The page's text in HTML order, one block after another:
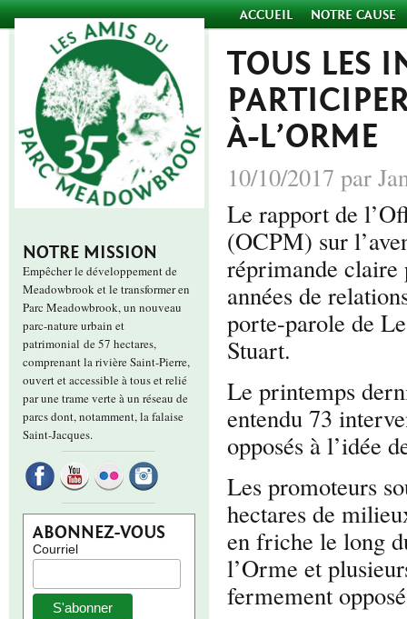
ACCUEIL NOTRE CAUSE
NOTRE MISSION
Empêcher le développement de
Meadowbrook et le transformer en
Parc Meadowbrook, un nouveau
parc-nature urbain et
patrimonial de 57 hectares,
comprenant la rivière Saint-Pierre,
ouvert et accessible à tous et relié
par une trame verte à un réseau de
parcs dont, notamment, la falaise
Saint-Jacques.
ABONNEZ-VOUS
Courriel
TOUS LES
À-L’ORME
10/10/2017 par
Le rapport de
(OCPM) sur
réprimande claire
années de
porte-parole de
Stuart.
Le printemps
entendu 73
opposés à l’idée
Les promoteurs
hectares de
en friche le long
l’Orme et
fermement